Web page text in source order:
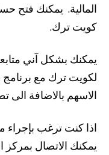
المالية. يمكنك فتح
كويت ترك.
يمكنك بشكل آني
الاسهم بالاضافة الى
اذا كنت ترغب